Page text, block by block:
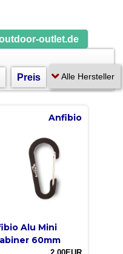
outlet.de
Preis
Anfibio
Alu Mini
60mm